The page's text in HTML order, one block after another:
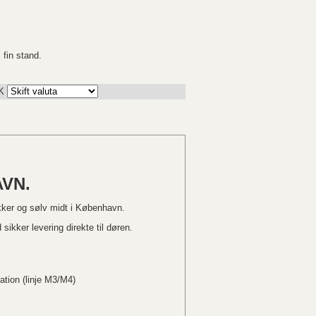
fin stand.
og sølv midt i København.
levering direkte til døren.
(linje M3/M4)